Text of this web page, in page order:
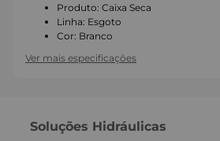
Produto: Caixa Seca
Linha: Esgoto
Cor: Branco
Ver mais especificações
Soluções Hidráulicas